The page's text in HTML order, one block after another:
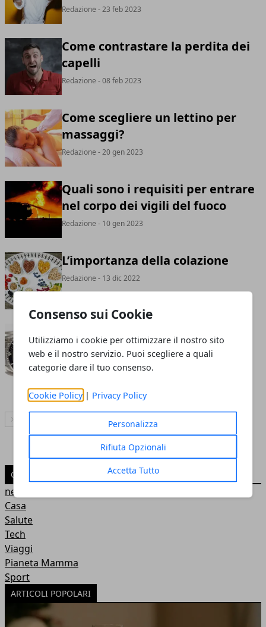
Consenso sui Cookie
Utilizziamo i cookie per ottimizzare il nostro sito
web e il nostro servizio. Puoi scegliere a quali
categorie dare il tuo consenso.
Cookie Policy | Privacy Policy
Personalizza
Rifiuta Opzionali
Accetta Tutto
Redazione - 23 feb 2023
Come contrastare la perdita dei
capelli
Redazione - 08 feb 2023
Come scegliere un lettino per
massaggi?
Redazione - 20 gen 2023
Quali sono i requisiti per entrare
nel corpo dei vigili del fuoco
Redazione - 10 gen 2023
L’importanza della colazione
Redazione - 13 dic 2022
affidarsi per la migliore
valutazione del tuo Rolex Usato
Articolo Successivo
CATEGORIE
news
Casa
Salute
Tech
Viaggi
Pianeta Mamma
Sport
ARTICOLI POPOLARI